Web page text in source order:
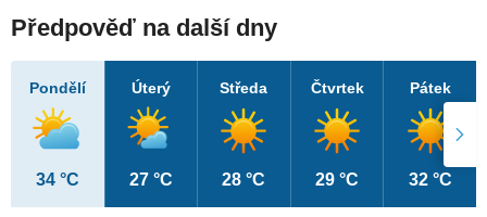
Předpověď na další dny
Pondělí
34 °C
Úterý
27 °C
Středa
28 °C
Čtvrtek
29 °C
Pátek
32 °C